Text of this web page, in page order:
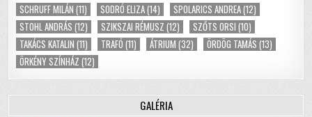
SCHRUFF MILÁN (11) SODRÓ ELIZA(14) SPOLARICS ANDREA(12)
STOHL ANDRÁS (12) SZIKSZAI RÉMUSZ (12) SZŐTS ORSI (10)
TAKÁCS KATALIN (11) TRAFÓ (11) ÁTRIUM (32) ÖRDÖG TAMÁS (13)
ÖRKÉNY SZÍNHÁZ (12)
GALÉRIA